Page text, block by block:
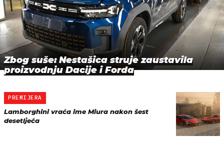
Zbog suše: Nestašica struje zaustavila
proizvodnju Dacije i Forda
PREMIJERA
Lamborghini vraća ime Miura nakon šest
desetljeća